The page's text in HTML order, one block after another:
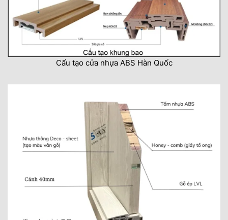
Cấu tạo cửa nhựa ABS Hàn Quốc